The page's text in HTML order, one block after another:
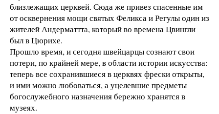
близлежащих церквей. Сюда же привез спасенные им
от осквернения мощи святых Феликса и Регулы один из
жителей Андерматтта, который во времена Цвингли
был в Цюрихе.
Прошло время, и сегодня швейцарцы сознают свои
потери, по крайней мере, в области истории искусства:
теперь все сохранившиеся в церквях фрески открыты,
и ими можно любоваться, а уцелевшие предметы
богослужебного назначения бережно хранятся в
музеях.